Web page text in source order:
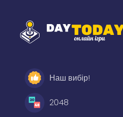
Наш вибір!
2048